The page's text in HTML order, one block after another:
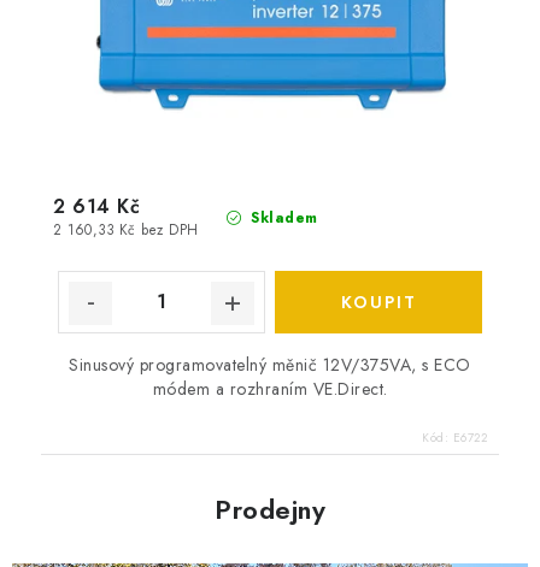
Skladem
2 160,33 Kč bez DPH
2 614 Kč
Sinusový programovatelný měnič 12V/375VA, s ECO
módem a rozhraním VE.Direct.
Kód: E6722
Prodejny